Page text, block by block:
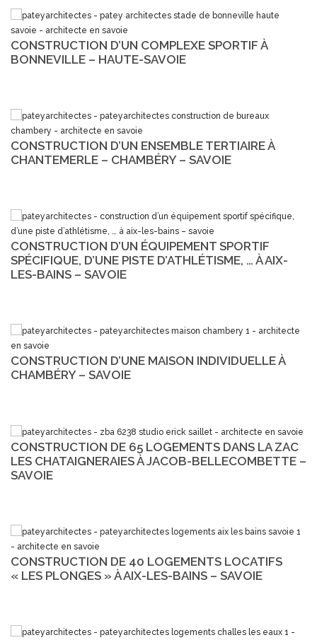
CONSTRUCTION D’UN COMPLEXE SPORTIF À
BONNEVILLE – HAUTE-SAVOIE
CONSTRUCTION D’UN ENSEMBLE TERTIAIRE À
CHANTEMERLE – CHAMBÉRY – SAVOIE
CONSTRUCTION D’UN ÉQUIPEMENT SPORTIF
SPÉCIFIQUE, D’UNE PISTE D’ATHLÉTISME, … À AIX-
LES-BAINS – SAVOIE
CONSTRUCTION D’UNE MAISON INDIVIDUELLE À
CHAMBÉRY – SAVOIE
CONSTRUCTION DE 65 LOGEMENTS DANS LA ZAC
LES CHATAIGNERAIES À JACOB-BELLECOMBETTE –
SAVOIE
CONSTRUCTION DE 40 LOGEMENTS LOCATIFS
« LES PLONGES » À AIX-LES-BAINS – SAVOIE